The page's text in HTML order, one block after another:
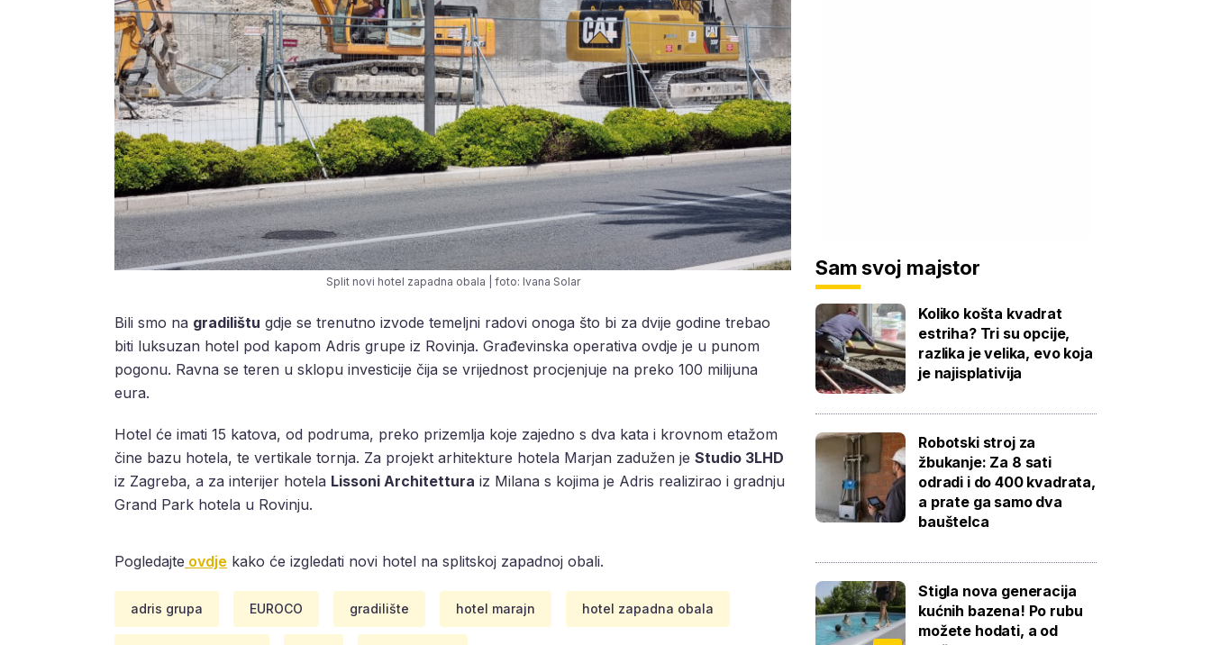
Split novi hotel zapadna obala | foto: Ivana Solar
Bili smo na gradilištu gdje se trenutno izvode temeljni radovi onoga što bi za dvije godine trebao
biti luksuzan hotel pod kapom Adris grupe iz Rovinja. Građevinska operativa ovdje je u punom
pogonu. Ravna se teren u sklopu investicije čija se vrijednost procjenjuje na preko 100 milijuna
eura.
Hotel će imati 15 katova, od podruma, preko prizemlja koje zajedno s dva kata i krovnom etažom
čine bazu hotela, te vertikale tornja. Za projekt arhitekture hotela Marjan zadužen je Studio 3LHD
iz Zagreba, a za interijer hotela Lissoni Architettura iz Milana s kojima je Adris realizirao i gradnju
Grand Park hotela u Rovinju.
Pogledajte ovdje kako će izgledati novi hotel na splitskoj zapadnoj obali.
adris grupa EUROCO gradilište hotel marajn hotel zapadna obala
Sam svoj majstor
Koliko košta kvadrat
estriha? Tri su opcije,
razlika je velika, evo koja
je najisplativija
Robotski stroj za
žbukanje: Za 8 sati
odradi i do 400 kvadrata,
a prate ga samo dva
bauštelca
Stigla nova generacija
kućnih bazena! Po rubu
možete hodati, a od